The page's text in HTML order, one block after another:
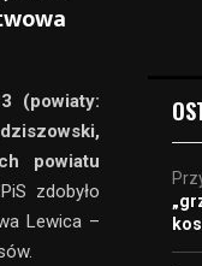
(powiaty:
powiatu
zdobyło
Lewica –
e
o